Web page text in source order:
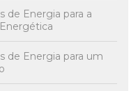
de Energia para a
de Energia para um